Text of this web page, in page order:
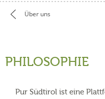
Über uns
PHILOSOPHIE
Pur Südtirol ist eine